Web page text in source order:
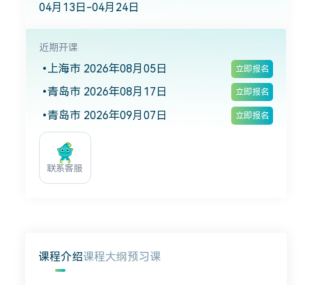
04月13日-04月24日
近期开课
上海市 2026年08月05日 立即报名
青岛市 2026年08月17日 立即报名
青岛市 2026年09月07日 立即报名
联系客服
课程介绍课程大纲预习课